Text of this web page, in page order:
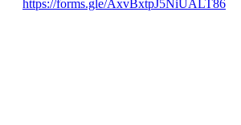
https://forms.gle/AxvBxtpJ5NiUALT86